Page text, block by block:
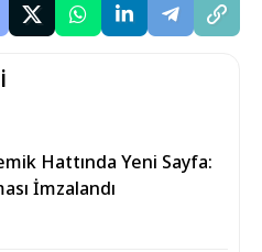
Hattında Yeni Sayfa:
İmzalandı